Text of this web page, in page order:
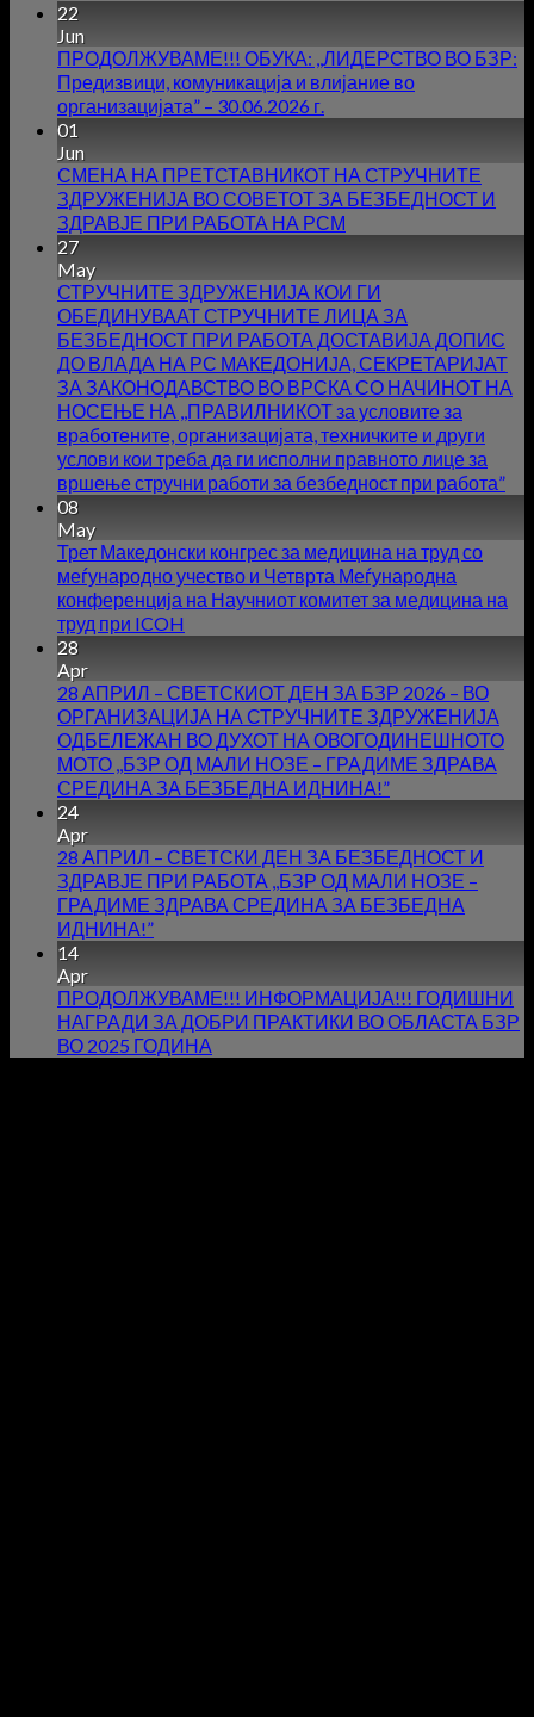
22
Jun
ПРОДОЛЖУВАМЕ!!! ОБУКА: ,,ЛИДЕРСТВО ВО БЗР:
Предизвици, комуникација и влијание во
организацијата” – 30.06.2026 г.
01
Jun
СМЕНА НА ПРЕТСТАВНИКОТ НА СТРУЧНИТЕ
ЗДРУЖЕНИЈА ВО СОВЕТОТ ЗА БЕЗБЕДНОСТ И
ЗДРАВЈЕ ПРИ РАБОТА НА РСМ
27
May
СТРУЧНИТЕ ЗДРУЖЕНИЈА КОИ ГИ
ОБЕДИНУВААТ СТРУЧНИТЕ ЛИЦА ЗА
БЕЗБЕДНОСТ ПРИ РАБОТА ДОСТАВИЈА ДОПИС
ДО ВЛАДА НА РС МАКЕДОНИЈА, СЕКРЕТАРИЈАТ
ЗА ЗАКОНОДАВСТВО ВО ВРСКА СО НАЧИНОТ НА
НОСЕЊЕ НА ,,ПРАВИЛНИКОТ за условите за
вработените, организацијата, техничките и други
услови кои треба да ги исполни правното лице за
вршење стручни работи за безбедност при работа”
08
May
Трет Македонски конгрес за медицина на труд со
меѓународно учество и Четврта Меѓународна
конференција на Научниот комитет за медицина на
труд при ICOH
28
Apr
28 АПРИЛ – СВЕТСКИОТ ДЕН ЗА БЗР 2026 – ВО
ОРГАНИЗАЦИЈА НА СТРУЧНИТЕ ЗДРУЖЕНИЈА
ОДБЕЛЕЖАН ВО ДУХОТ НА ОВОГОДИНЕШНОТО
МОТО ,,БЗР ОД МАЛИ НОЗЕ – ГРАДИМЕ ЗДРАВА
СРЕДИНА ЗА БЕЗБЕДНА ИДНИНА!”
24
Apr
28 АПРИЛ – СВЕТСКИ ДЕН ЗА БЕЗБЕДНОСТ И
ЗДРАВЈЕ ПРИ РАБОТА ,,БЗР ОД МАЛИ НОЗЕ –
ГРАДИМЕ ЗДРАВА СРЕДИНА ЗА БЕЗБЕДНА
ИДНИНА!”
14
Apr
ПРОДОЛЖУВАМЕ!!! ИНФОРМАЦИЈА!!! ГОДИШНИ
НАГРАДИ ЗА ДОБРИ ПРАКТИКИ ВО ОБЛАСТА БЗР
ВО 2025 ГОДИНА